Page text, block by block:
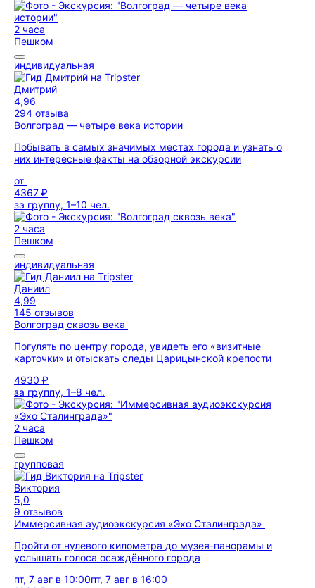
2 часа
Пешком
индивидуальная
Дмитрий
4,96
294 отзыва
Волгоград — четыре века истории
Побывать в самых значимых местах города и узнать о
них интересные факты на обзорной экскурсии
от
4367 ₽
за группу, 1–10 чел.
2 часа
Пешком
индивидуальная
Даниил
4,99
145 отзывов
Волгоград сквозь века
Погулять по центру города, увидеть его «визитные
карточки» и отыскать следы Царицынской крепости
4930 ₽
за группу, 1–8 чел.
2 часа
Пешком
групповая
Виктория
5,0
9 отзывов
Иммерсивная аудиоэкскурсия «Эхо Сталинграда»
Пройти от нулевого километра до музея-панорамы и
услышать голоса осаждённого города
пт, 7 авг в 10:00пт, 7 авг в 16:00